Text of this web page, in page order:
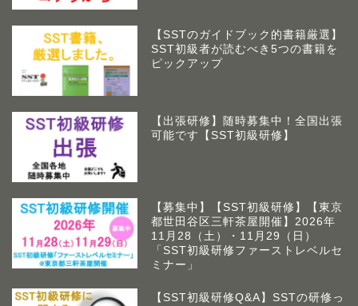
【SSTのガイドブック的書籍厳選】
SST初級者が読むべき5つの書籍を
ピックアップ
【出張研修】随時募集中！全国出張
可能です【SST初級研修】
【募集中】【SST初級研修】【東京
都世田谷区三軒茶屋開催】2026年
11月28（土）・11月29（日）
「SST初級研修ファーストレベルセ
ミナー」
【SST初級研修Q&A】SSTの研修っ